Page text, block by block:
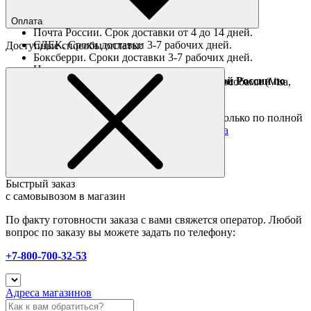
Ориентировочные сроки доставки по России
Почта России. Срок доставки от 4 до 14 дней.
СДЕК. Сроки доставки 3-7 рабочих дней.
Боксберри. Сроки доставки 3-7 рабочих дней.
Доставка за границу осуществляется Почтой России по
полной предоплате
Подробные условия
Оплата
Доступные способы оплаты:
Наличными при получении
Оплата он-лайн всеми популярными способами (Visa,
Mastercard и тд.)
Товары со скидкой отправляются по России только по полной
предоплате. Все подробности в разделе
оплата
Быстрый заказ
с самовывозом в магазин
По факту готовности заказа с вами свяжется оператор. Любой
вопрос по заказу вы можете задать по телефону:
+7-800-700-32-53
Адреса магазинов